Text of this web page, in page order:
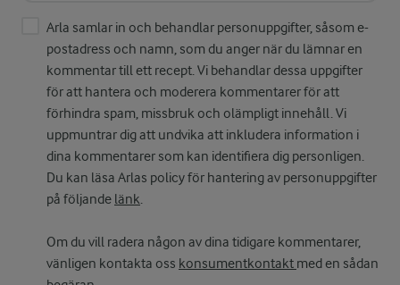
Arla samlar in och behandlar personuppgifter, såsom e-
postadress och namn, som du anger när du lämnar en
kommentar till ett recept. Vi behandlar dessa uppgifter
för att hantera och moderera kommentarer för att
förhindra spam, missbruk och olämpligt innehåll. Vi
uppmuntrar dig att undvika att inkludera information i
dina kommentarer som kan identifiera dig personligen.
Du kan läsa Arlas policy för hantering av personuppgifter
på följande länk.
Om du vill radera någon av dina tidigare kommentarer,
vänligen kontakta oss konsumentkontakt med en sådan